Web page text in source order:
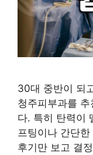
30대 중반이 되
청주피부과를
다. 특히 탄력이
프팅이나 간단
후기만 보고 결